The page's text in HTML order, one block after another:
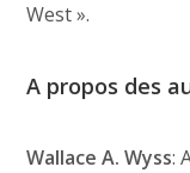
West ».
A propos des
Wallace A. Wyss: